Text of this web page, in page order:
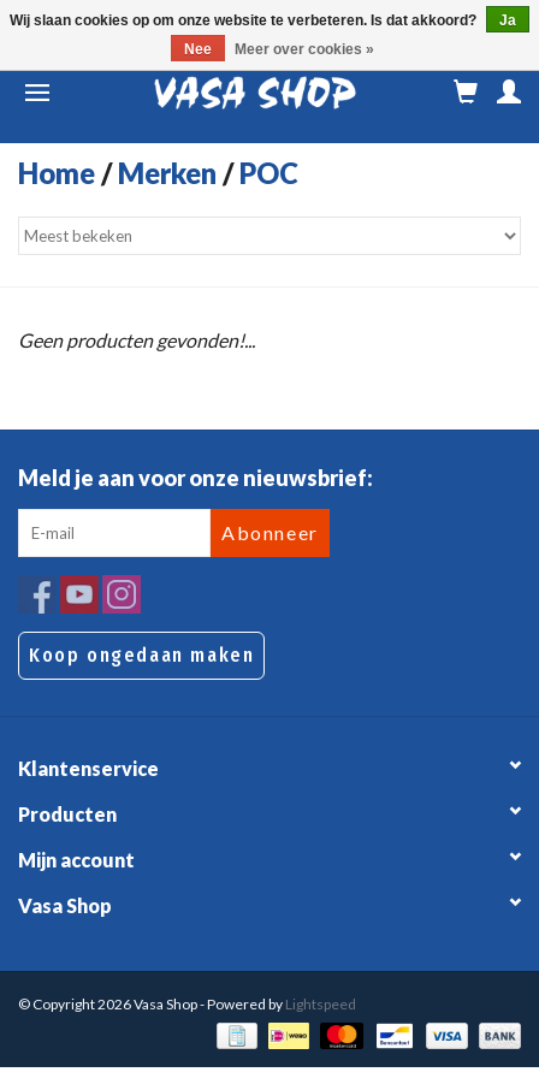
Home/Merken /POC
Geen producten gevonden!...
Meld je aan voor onze nieuwsbrief:
Abonneer
Koop ongedaan maken
Klantenservice
Producten
Mijn account
Vasa Shop
© Copyright 2026 Vasa Shop - Powered by Lightspeed
Wij slaan cookies op om onze website te verbeteren. Is dat akkoord?
Ja
Nee
Meer over cookies »